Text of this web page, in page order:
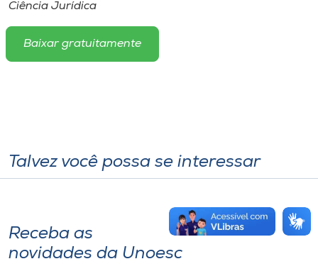
Ciência Jurídica
Baixar gratuitamente
Talvez você possa se interessar
Receba as
novidades da Unoesc